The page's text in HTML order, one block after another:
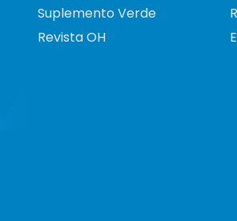
Suplemento Verde
Revista OH